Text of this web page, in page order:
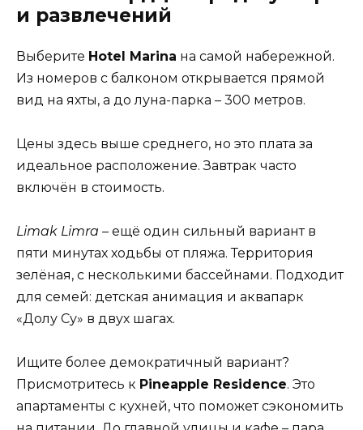
и развлечений
Выберите Hotel Marina на самой набережной.
Из номеров с балконом открывается прямой
вид на яхты, а до луна-парка – 300 метров.
Цены здесь выше среднего, но это плата за
идеальное расположение. Завтрак часто
включён в стоимость.
Limak Limra – ещё один сильный вариант в
пяти минутах ходьбы от пляжа. Территория
зелёная, с несколькими бассейнами. Подходит
для семей: детская анимация и аквапарк
«Долу Су» в двух шагах.
Ищите более демократичный вариант?
Присмотритесь к Pineapple Residence. Это
апартаменты с кухней, что поможет сэкономить